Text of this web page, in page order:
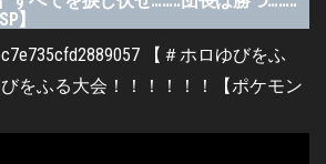
】